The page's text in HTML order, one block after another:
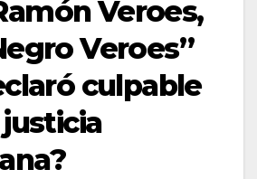
Veroes,
Veroes”
culpable